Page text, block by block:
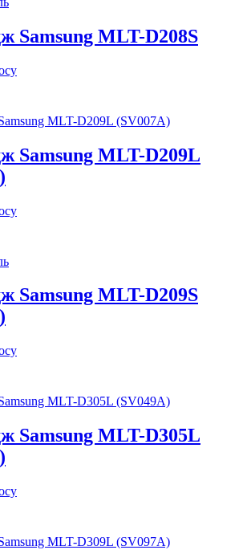
Samsung MLT-D208S
Samsung MLT-D209L
Samsung MLT-D209S
Samsung MLT-D305L